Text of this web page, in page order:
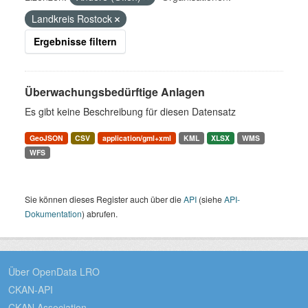
Landkreis Rostock
Ergebnisse filtern
Überwachungsbedürftige Anlagen
Es gibt keine Beschreibung für diesen Datensatz
GeoJSON CSV application/gml+xml KML XLSX
WMS
WFS
Sie können dieses Register auch über dieAPI (sieheAPI-
Dokumentation) abrufen.
Über OpenData LRO
CKAN-API